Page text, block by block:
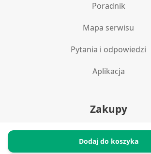
Dodaj do koszyka
Poradnik
Mapa serwisu
Pytania i odpowiedzi
Aplikacja
Zakupy
Polityka prywatności